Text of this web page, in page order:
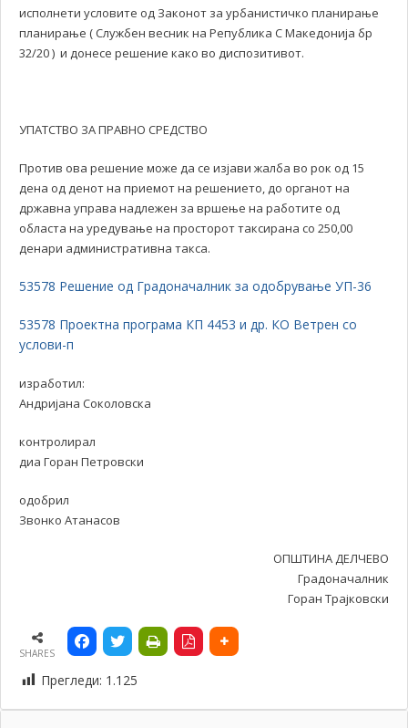
исполнети условите од Законот за урбанистичко планирање
планирање ( Службен весник на Република С Македонија бр
32/20 ) и донесе решение како во диспозитивот.
УПАТСТВО ЗА ПРАВНО СРЕДСТВО
Против ова решение може да се изјави жалба во рок од 15
дена од денот на приемот на решението, до органот на
државна управа надлежен за вршење на работите од
областа на уредување на просторот таксирана со 250,00
денари административна такса.
53578 Решение од Градоначалник за одобрување УП-36
53578 Проектна програма КП 4453 и др. КО Ветрен со
услови-п
изработил:
Андријана Соколовска
контролирал
диа Горан Петровски
одобрил
Звонко Атанасов
ОПШТИНА ДЕЛЧЕВО
Градоначалник
Горан Трајковски
SHARES
Прегледи: 1.125